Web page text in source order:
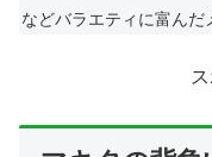
などバラエティに富んだ